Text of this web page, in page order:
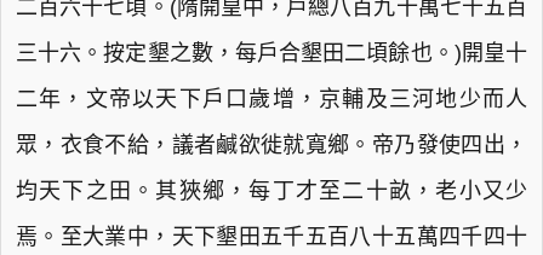
二百六十七頃。(隋開皇中，戶總八百九十萬七千五百
三十六。按定墾之數，每戶合墾田二頃餘也。)開皇十
二年，文帝以天下戶口歲增，京輔及三河地少而人
眾，衣食不給，議者鹹欲徙就寬鄉。帝乃發使四出，
均天下之田。其狹鄉，每丁才至二十畝，老小又少
焉。至大業中，天下墾田五千五百八十五萬四千四十